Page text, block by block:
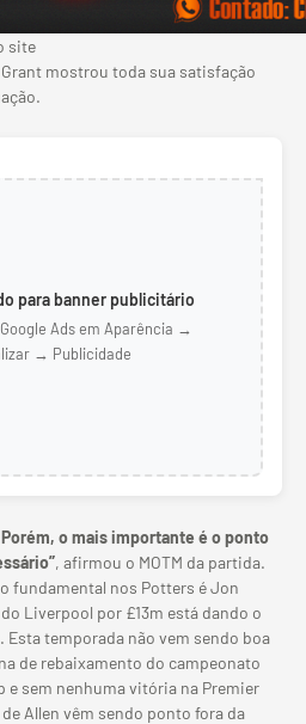
site
mostrou toda sua satisfação
para banner publicitário
Ads em Aparência →
→ Publicidade
o mais importante é o ponto
, afirmou o MOTM da partida.
fundamental nos Potters é Jon
Liverpool por £13m está dando o
temporada não vem sendo boa
de rebaixamento do campeonato
e sem nenhuma vitória na Premier
Allen vêm sendo ponto fora da